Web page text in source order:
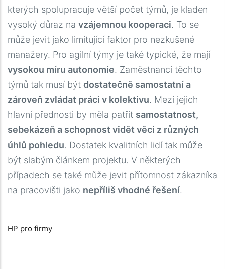
kterých spolupracuje větší počet týmů, je kladen
vysoký důraz na vzájemnou kooperaci. To se
může jevit jako limitující faktor pro nezkušené
manažery. Pro agilní týmy je také typické, že mají
vysokou míru autonomie. Zaměstnanci těchto
týmů tak musí být dostatečně samostatní a
zároveň zvládat práci v kolektivu. Mezi jejich
hlavní přednosti by měla patřit samostatnost,
sebekázeň a schopnost vidět věci z různých
úhlů pohledu. Dostatek kvalitních lidí tak může
být slabým článkem projektu. V některých
případech se také může jevit přítomnost zákazníka
na pracovišti jako nepříliš vhodné řešení.
HP pro firmy